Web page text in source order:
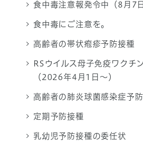
食中毒注意報発令中（8月7
食中毒にご注意を。
高齢者の帯状疱疹予防接種
RSウイルス母子免疫ワクチ
（2026年4月1日～）
高齢者の肺炎球菌感染症予
定期予防接種
乳幼児予防接種の委任状